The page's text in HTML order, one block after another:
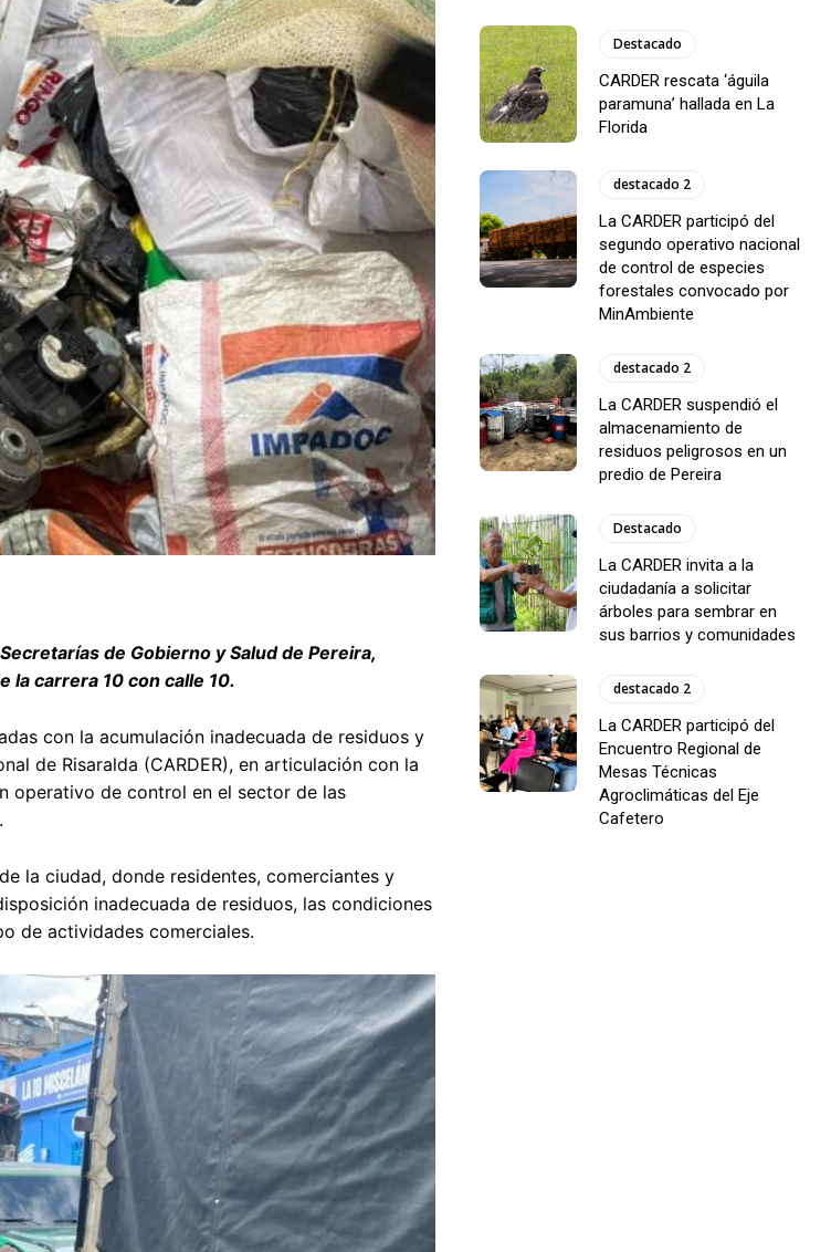
de Gobierno y Salud de Pereira,
carrera 10 con calle 10.
con la acumulación inadecuada de residuos y
de Risaralda (CARDER), en articulación con la
operativo de control en el sector de las
la ciudad, donde residentes, comerciantes y
inadecuada de residuos, las condiciones
de actividades comerciales.
Destacado
CARDER rescata ‘águila
paramuna’ hallada en La
Florida
destacado 2
La CARDER participó del
segundo operativo nacional
de control de especies
forestales convocado por
MinAmbiente
destacado 2
La CARDER suspendió el
almacenamiento de
residuos peligrosos en un
predio de Pereira
Destacado
La CARDER invita a la
ciudadanía a solicitar
árboles para sembrar en
sus barrios y comunidades
destacado 2
La CARDER participó del
Encuentro Regional de
Mesas Técnicas
Agroclimáticas del Eje
Cafetero